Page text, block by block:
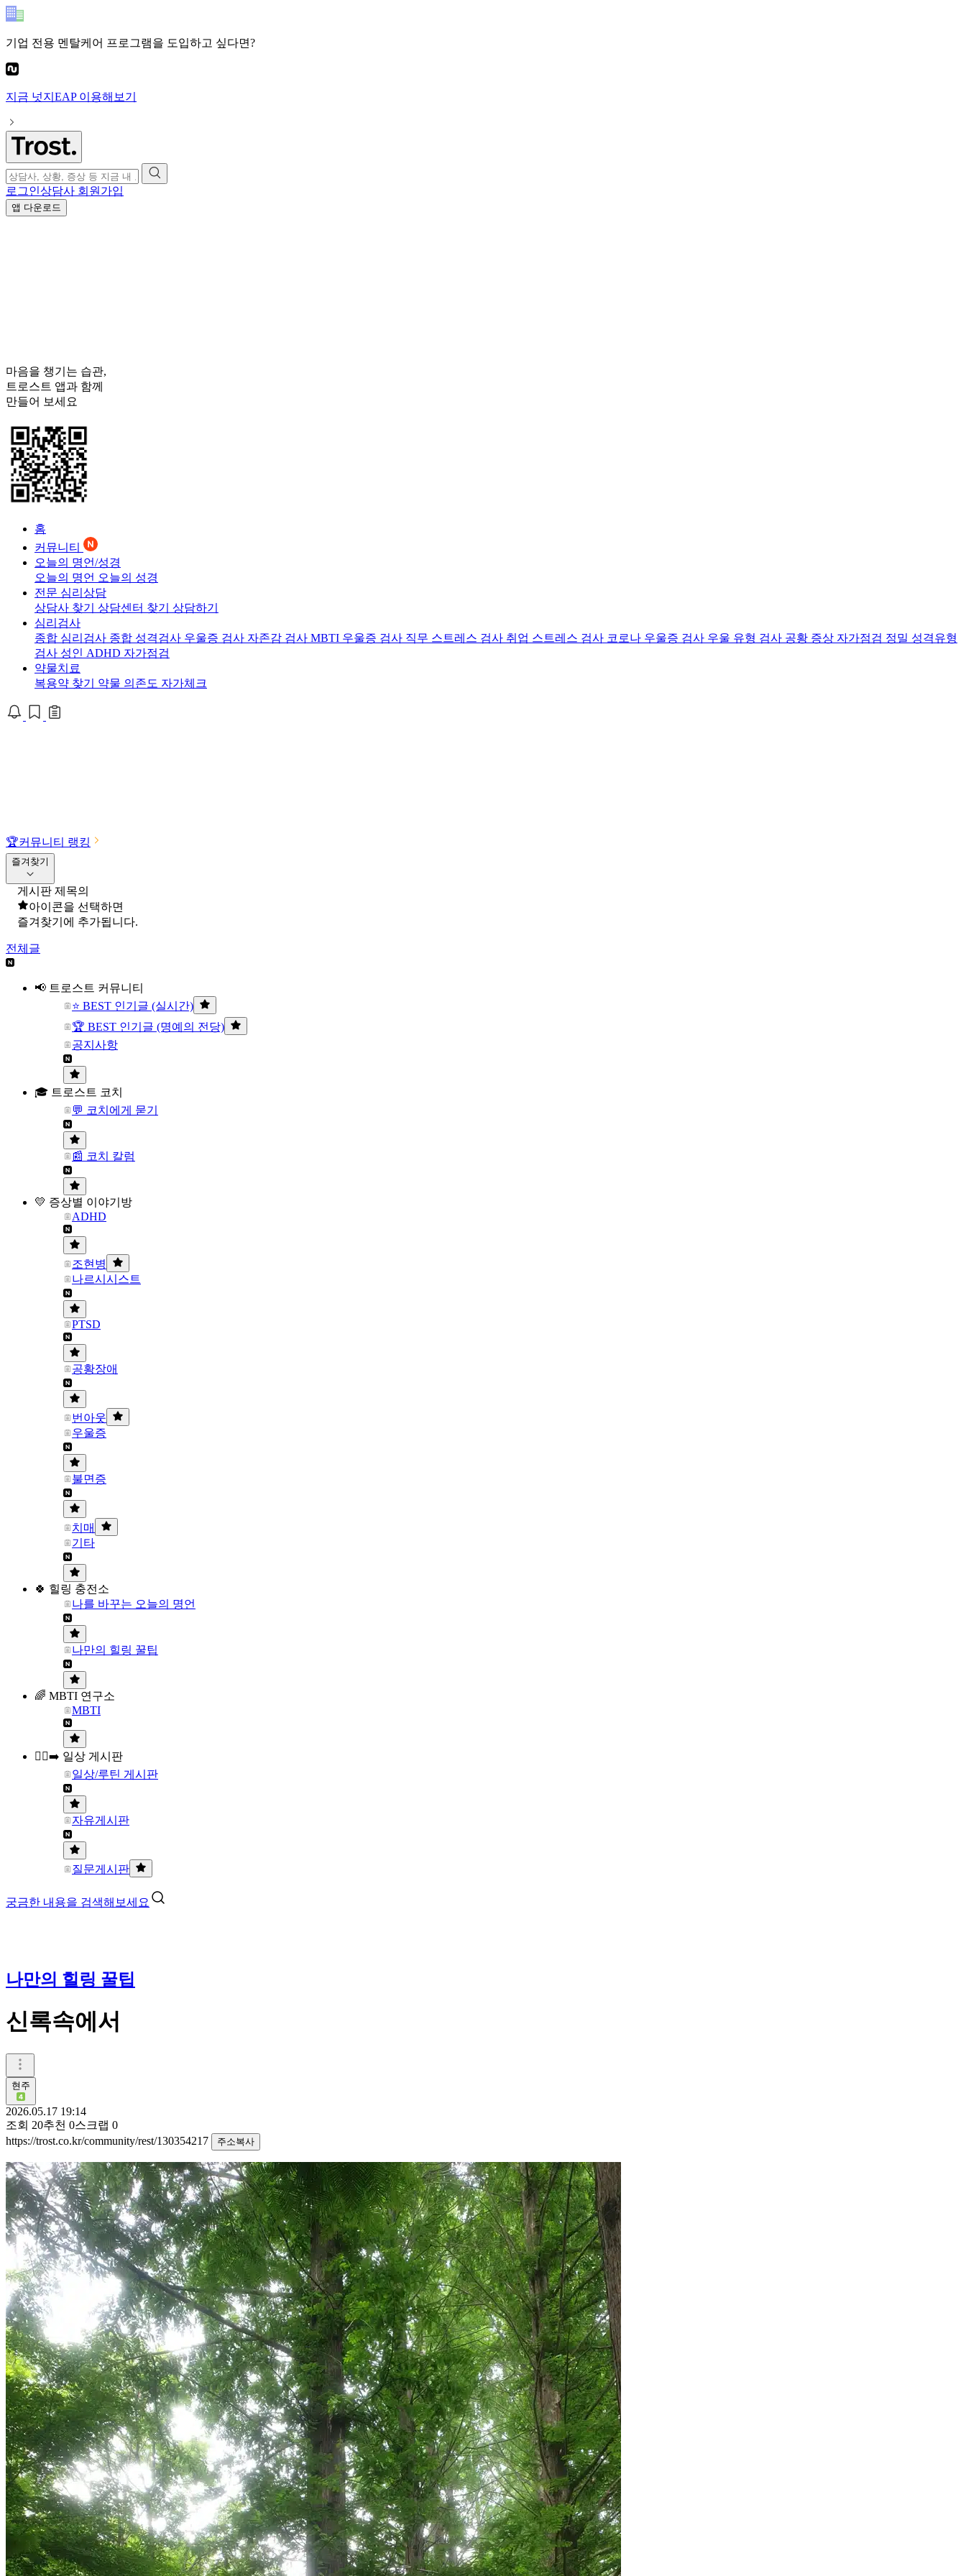
기업 전용 멘탈케어 프로그램을 도입하고 싶다면?
지금 넛지EAP이용해보기
로그인상담사 회원가입
앱 다운로드
마음을 챙기는 습관,
트로스트 앱과 함께
만들어 보세요
홈
커뮤니티
오늘의 명언/성경
오늘의 명언 오늘의 성경
전문 심리상담
상담사 찾기 상담센터 찾기 상담하기
심리검사
종합 심리검사 종합 성격검사 우울증 검사 자존감 검사 MBTI 우울증 검사 직무 스트레스 검사 취업 스트레스 검사 코로나 우울증 검사 우울 유형 검사 공황 증상 자가점검 정밀 성격유형
검사 성인 ADHD 자가점검
약물치료
복용약 찾기 약물 의존도 자가체크
🏆커뮤니티 랭킹
즐겨찾기
게시판 제목의
아이콘을 선택하면
즐겨찾기에 추가됩니다.
전체글
📢 트로스트 커뮤니티
⭐ BEST 인기글 (실시간)
🏆 BEST 인기글 (명예의 전당)
공지사항
🎓 트로스트 코치
💬 코치에게 묻기
📰 코치 칼럼
💛 증상별 이야기방
ADHD
조현병
나르시시스트
PTSD
공황장애
번아웃
우울증
불면증
치매
기타
🍀 힐링 충전소
나를 바꾸는 오늘의 명언
나만의 힐링 꿀팁
🌈 MBTI 연구소
MBTI
🏃‍♀️‍➡️ 일상 게시판
일상/루틴 게시판
자유게시판
질문게시판
궁금한 내용을 검색해보세요
나만의 힐링 꿀팁
신록속에서
현주
2026.05.17 19:14
조회 20추천 0스크랩 0
https://trost.co.kr/community/rest/130354217
주소복사